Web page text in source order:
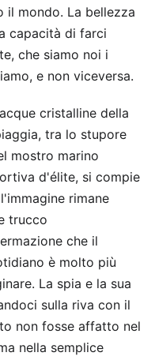
il mondo. La bellezza
capacità di farci
che siamo noi i
e non viceversa.
cristalline della
tra lo stupore
mostro marino
d'élite, si compie
rimane
trucco
che il
è molto più
La spia e la sua
sulla riva con il
non fosse affatto nel
nella semplice